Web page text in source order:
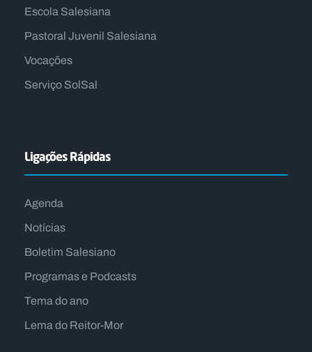
Escola Salesiana
Pastoral Juvenil Salesiana
Vocações
Serviço SolSal
Ligações Rápidas
Agenda
Notícias
Boletim Salesiano
Programas e Podcasts
Tema do ano
Lema do Reitor-Mor